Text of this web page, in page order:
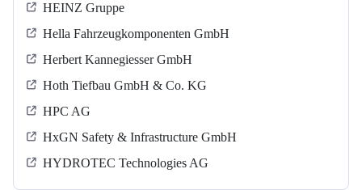
HEINZ Gruppe
Hella Fahrzeugkomponenten GmbH
Herbert Kannegiesser GmbH
Hoth Tiefbau GmbH & Co. KG
HPC AG
HxGN Safety & Infrastructure GmbH
HYDROTEC Technologies AG